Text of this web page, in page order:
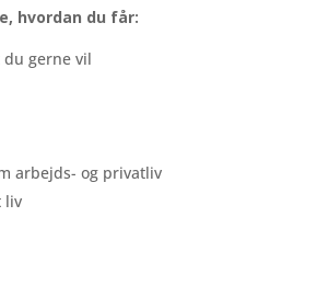
hvordan du får:
du gerne vil
arbejds- og privatliv
liv